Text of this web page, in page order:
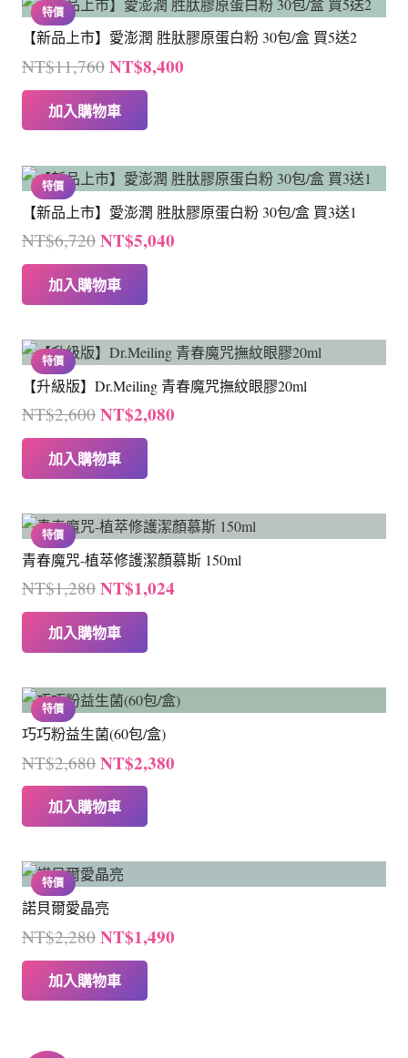
特價
【新品上市】愛澎潤 胜肽膠原蛋白粉 30包/盒 買5送2
NT$11,760 原
始
價
格：
NT$11,760。
NT$8,400
NT$8,400。
加入購物車
特價
【新品上市】愛澎潤 胜肽膠原蛋白粉 30包/盒 買3送1
NT$6,720 原
始
價
格：
NT$6,720。
NT$5,040
NT$5,040。
加入購物車
特價
【升級版】Dr.Meiling 青春魔咒撫紋眼膠20ml
NT$2,600 原
始
價
格：
NT$2,600。
NT$2,080
NT$2,080。
加入購物車
特價
青春魔咒-植萃修護潔顏慕斯 150ml
NT$1,280 原
始
價
格：
NT$1,280。
NT$1,024
NT$1,024。
加入購物車
特價
巧巧粉益生菌(60包/盒)
NT$2,680 原
始
價
格：
NT$2,680。
NT$2,380
NT$2,380。
加入購物車
特價
諾貝爾愛晶亮
NT$2,280 原
始
價
格：
NT$1,490
加入購物車